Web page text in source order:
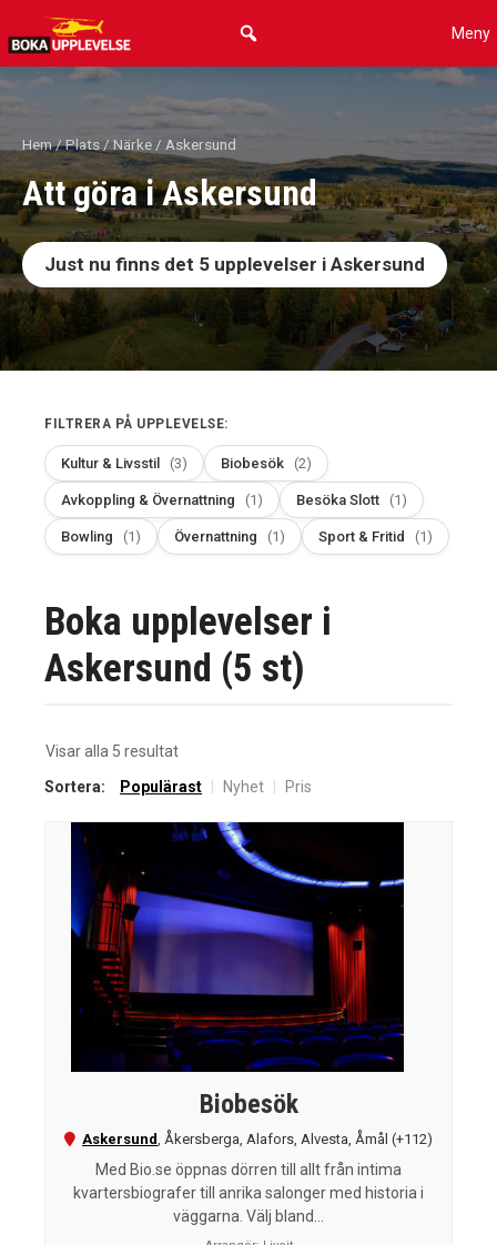
Hoppa
till
innehåll
Meny
Hem/Plats / Närke / Askersund
Att göra i Askersund
Just nu finns det 5 upplevelser i Askersund
FILTRERA PÅ UPPLEVELSE:
Kultur & Livsstil (3) Biobesök (2)
Avkoppling & Övernattning (1) Besöka Slott (1)
Bowling (1) Övernattning (1) Sport & Fritid (1)
Boka upplevelser i
Askersund (5 st)
Visar alla 5 resultatSortera
senaste
Sortera: Populärast Nyhet Pris
Biobesök
Askersund, Åkersberga, Alafors, Alvesta, Åmål (+112)
Med Bio.se öppnas dörren till allt från intima
kvartersbiografer till anrika salonger med historia i
väggarna. Välj bland...